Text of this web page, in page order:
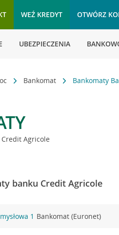
WEŹ KREDYT OTWÓRZ
UBEZPIECZENIA
Bankomat Bankomaty
Agricole
banku Credit Agricole
1 Bankomat (Euronet)